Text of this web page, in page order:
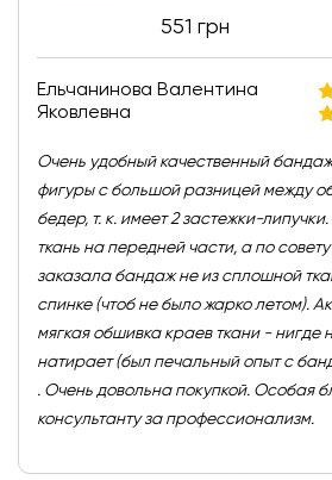
551 грн
Ельчанинова Валентина
Яковлевна
Очень удобный качественный
фигуры с большой разницей между
бедер, т. к. имеет 2 застежки-
ткань на передней части, а по
заказала бандаж не из сплошной
спинке (чтоб не было жарко летом).
мягкая обшивка краев ткани - нигде
натирает (был печальный опыт с
. Очень довольна покупкой. Особая
консультанту за профессионализм.